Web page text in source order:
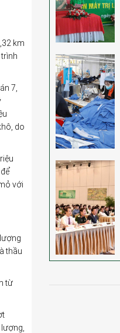
km
7,
do
với
thầu
từ